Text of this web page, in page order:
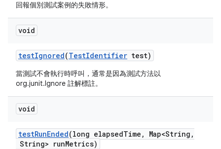
回報個別測試案例的失敗情形。
void
testIgnored(TestIdentifier test)
當測試不會執行時呼叫，通常是因為測試方法以
org.junit.Ignore 註解標註。
void
testRunEnded(long elapsedTime , Map<String ,
String> runMetrics)